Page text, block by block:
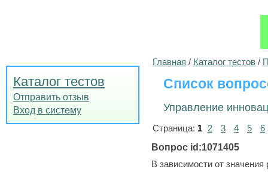
Каталог тестов
Отправить отзыв
Вход в систему
Главная / Каталог тестов /
Список
Управление
Страница: 1 2 3 4 5
6
Вопрос id:1071405
В зависимости от значения